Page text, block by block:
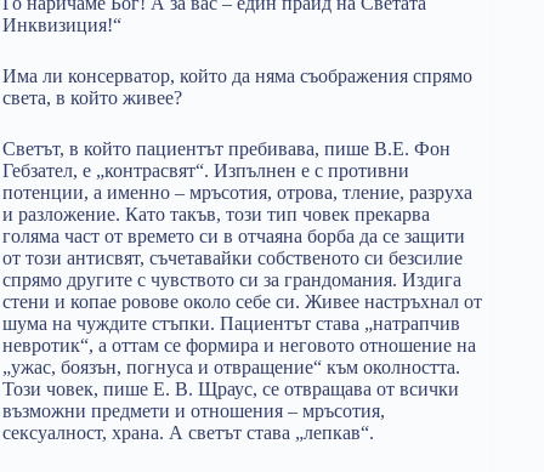
Инквизиция!“
Има ли консерватор, който да няма съображения спрямо
света, в който живее?
Светът, в който пациентът пребивава, пише В.Е. Фон
Гебзател, е „контрасвят“. Изпълнен е с противни
потенции, а именно – мръсотия, отрова, тление, разруха
и разложение. Като такъв, този тип човек прекарва
голяма част от времето си в отчаяна борба да се защити
от този антисвят, съчетавайки собственото си безсилие
спрямо другите с чувството си за грандомания. Издига
стени и копае ровове около себе си. Живее настръхнал от
шума на чуждите стъпки. Пациентът става „натрапчив
невротик“, а оттам се формира и неговото отношение на
„ужас, боязън, погнуса и отвращение“ към околността.
Този човек, пише Е. В. Щраус, се отвращава от всички
възможни предмети и отношения – мръсотия,
сексуалност, храна. А светът става „лепкав“.